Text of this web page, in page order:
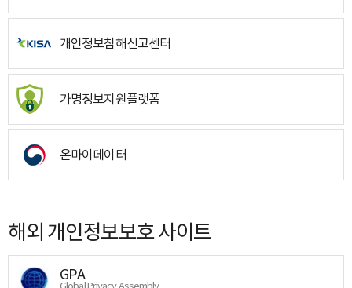
개인정보침해신고센터
가명정보지원플랫폼
온마이데이터
해외 개인정보보호 사이트
GPA